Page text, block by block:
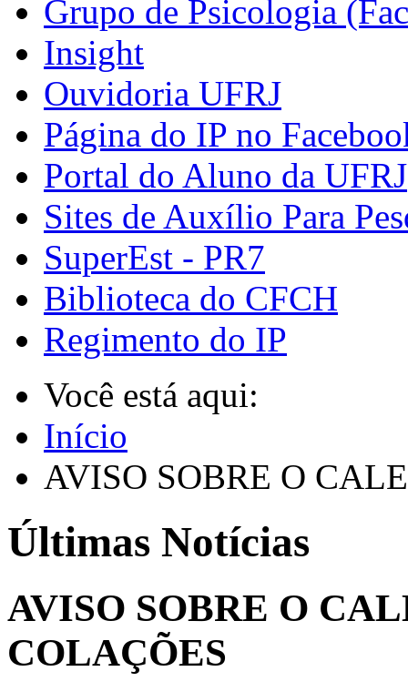
Grupo de Psicologia
Insight
Ouvidoria UFRJ
Página do IP no
Portal do Aluno da UFRJ
Sites de Auxílio Para
SuperEst - PR7
Biblioteca do CFCH
Regimento do IP
Você está aqui:
Início
AVISO SOBRE O
Últimas Notícias
AVISO SOBRE O
COLAÇÕES